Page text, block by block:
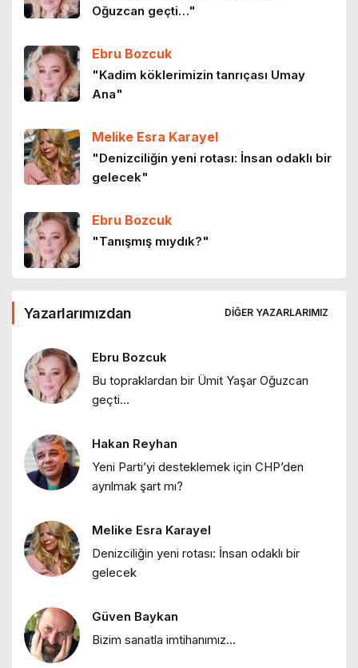
9 ay önce
Doğu, Batı, Oryantalizm ve Goethe
10 ay önce
Anayasa’nın ilk dört maddesi
11 ay önce
Ulus-devlet ve Ortadoğu
Oğuzcan geçti…"
Ebru Bozcuk
"Kadim köklerimizin tanrıçası Umay
Ana"
Melike Esra Karayel
"Denizciliğin yeni rotası: İnsan odaklı bir
gelecek"
Ebru Bozcuk
"Tanışmış mıydık?"
"Bir sabah ilüzyonu…"
Ebru Bozcuk
"Bir zamanlar İstanbul: Eski İstanbul
Ebru Bozcuk
"Lilith efsanesi"
Melike Esra Karayel
"İçimizdeki dalgalar: Öfke, denge ve
Ebru Bozcuk
Yazarlarımızdan DIĞER YAZARLARIMIZ
Ebru Bozcuk
Bu topraklardan bir Ümit Yaşar Oğuzcan
geçti…
Hakan Reyhan
Yeni Parti’yi desteklemek için CHP’den
ayrılmak şart mı?
Melike Esra Karayel
Denizciliğin yeni rotası: İnsan odaklı bir
gelecek
Güven Baykan
Bizim sanatla imtihanımız…